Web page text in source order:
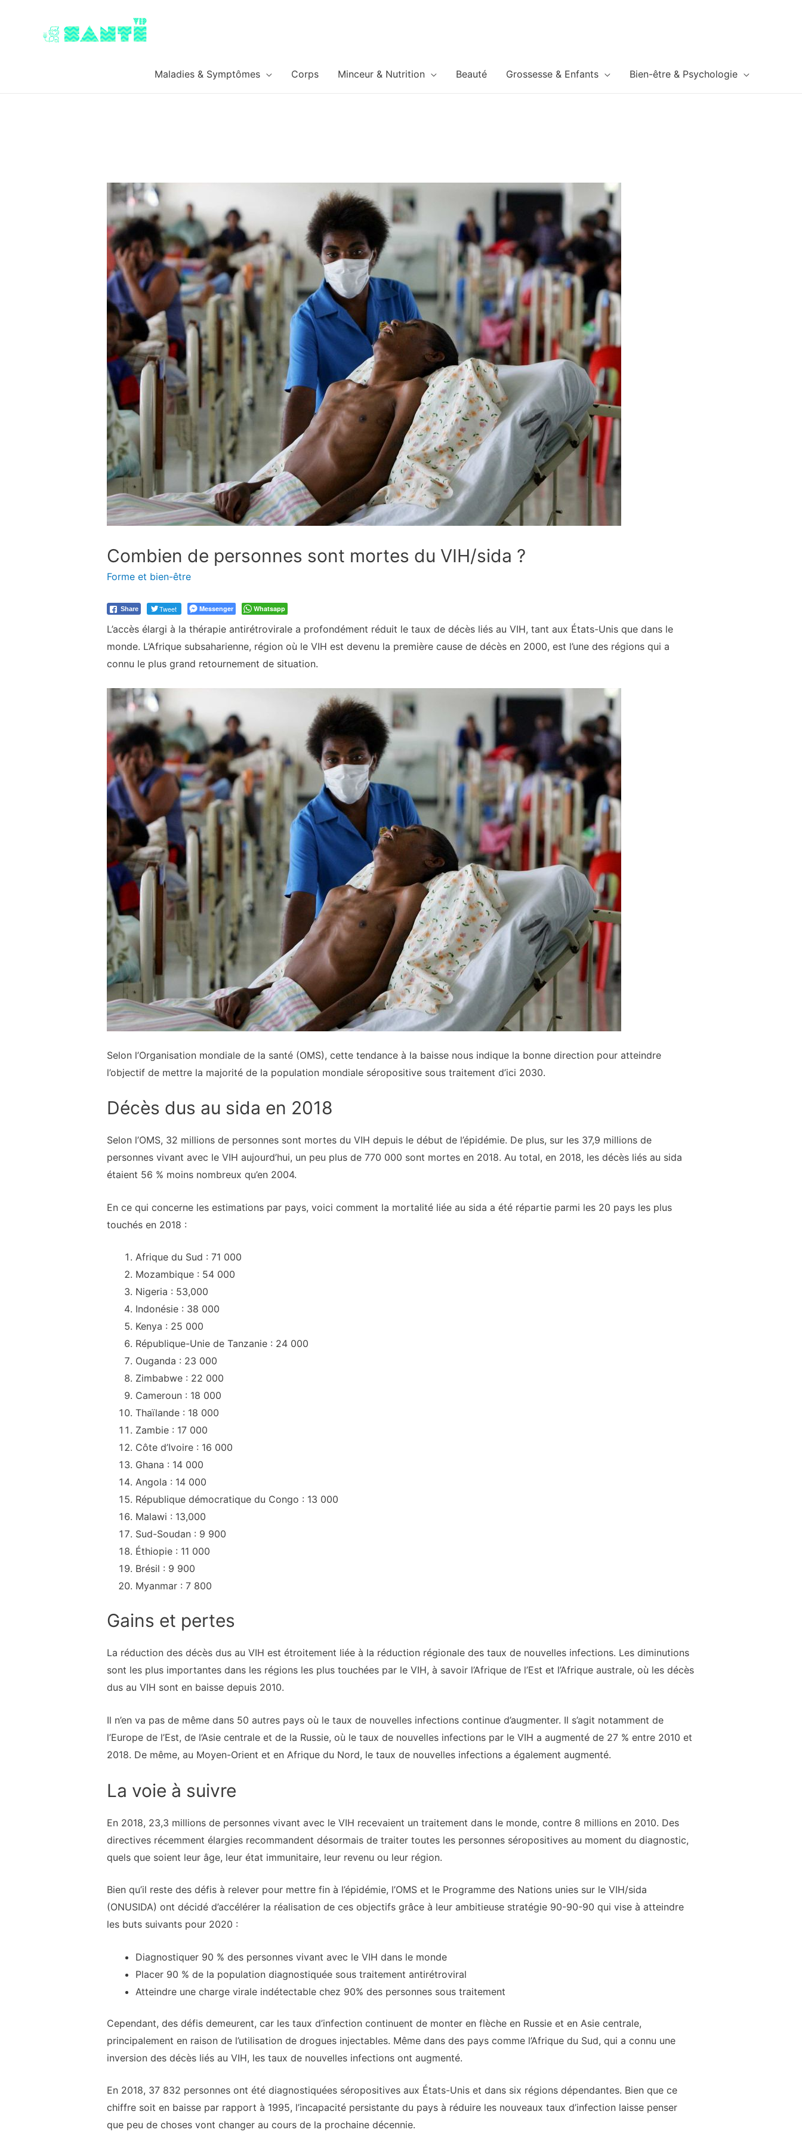
Maladies & Symptômes Corps Minceur & Nutrition Beauté Grossesse & Enfants Bien-être & Psychologie
Combien de personnes sont mortes du VIH/sida ?
Forme et bien-être
Share Tweet Messenger Whatsapp
L’accès élargi à la thérapie antirétrovirale a profondément réduit le taux de décès liés au VIH, tant aux États-Unis que dans le
monde. L’Afrique subsaharienne, région où le VIH est devenu la première cause de décès en 2000, est l’une des régions qui a
connu le plus grand retournement de situation.
Selon l’Organisation mondiale de la santé (OMS), cette tendance à la baisse nous indique la bonne direction pour atteindre
l’objectif de mettre la majorité de la population mondiale séropositive sous traitement d’ici 2030.
Décès dus au sida en 2018
Selon l’OMS, 32 millions de personnes sont mortes du VIH depuis le début de l’épidémie. De plus, sur les 37,9 millions de
personnes vivant avec le VIH aujourd’hui, un peu plus de 770 000 sont mortes en 2018. Au total, en 2018, les décès liés au sida
étaient 56 % moins nombreux qu’en 2004.
En ce qui concerne les estimations par pays, voici comment la mortalité liée au sida a été répartie parmi les 20 pays les plus
touchés en 2018 :
Afrique du Sud : 71 000
Mozambique : 54 000
Nigeria : 53,000
Indonésie : 38 000
Kenya : 25 000
République-Unie de Tanzanie : 24 000
Ouganda : 23 000
Zimbabwe : 22 000
Cameroun : 18 000
Thaïlande : 18 000
Zambie : 17 000
Côte d’Ivoire : 16 000
Ghana : 14 000
Angola : 14 000
République démocratique du Congo : 13 000
Malawi : 13,000
Sud-Soudan : 9 900
Éthiopie : 11 000
Brésil : 9 900
Myanmar : 7 800
Gains et pertes
La réduction des décès dus au VIH est étroitement liée à la réduction régionale des taux de nouvelles infections. Les diminutions
sont les plus importantes dans les régions les plus touchées par le VIH, à savoir l’Afrique de l’Est et l’Afrique australe, où les décès
dus au VIH sont en baisse depuis 2010.
Il n’en va pas de même dans 50 autres pays où le taux de nouvelles infections continue d’augmenter. Il s’agit notamment de
l’Europe de l’Est, de l’Asie centrale et de la Russie, où le taux de nouvelles infections par le VIH a augmenté de 27 % entre 2010 et
2018. De même, au Moyen-Orient et en Afrique du Nord, le taux de nouvelles infections a également augmenté.
La voie à suivre
En 2018, 23,3 millions de personnes vivant avec le VIH recevaient un traitement dans le monde, contre 8 millions en 2010. Des
directives récemment élargies recommandent désormais de traiter toutes les personnes séropositives au moment du diagnostic,
quels que soient leur âge, leur état immunitaire, leur revenu ou leur région.
Bien qu’il reste des défis à relever pour mettre fin à l’épidémie, l’OMS et le Programme des Nations unies sur le VIH/sida
(ONUSIDA) ont décidé d’accélérer la réalisation de ces objectifs grâce à leur ambitieuse stratégie 90-90-90 qui vise à atteindre
les buts suivants pour 2020 :
Diagnostiquer 90 % des personnes vivant avec le VIH dans le monde
Placer 90 % de la population diagnostiquée sous traitement antirétroviral
Atteindre une charge virale indétectable chez 90% des personnes sous traitement
Cependant, des défis demeurent, car les taux d’infection continuent de monter en flèche en Russie et en Asie centrale,
principalement en raison de l’utilisation de drogues injectables. Même dans des pays comme l’Afrique du Sud, qui a connu une
inversion des décès liés au VIH, les taux de nouvelles infections ont augmenté.
En 2018, 37 832 personnes ont été diagnostiquées séropositives aux États-Unis et dans six régions dépendantes. Bien que ce
chiffre soit en baisse par rapport à 1995, l’incapacité persistante du pays à réduire les nouveaux taux d’infection laisse penser
que peu de choses vont changer au cours de la prochaine décennie.